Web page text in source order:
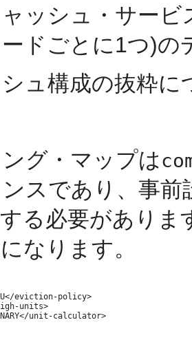
ッシュ・サー
ドごとに1つ)の
ュ構成の抜粋
グ・マップは
スであり、事
る必要があり
なります。
eviction-policy>
units>
unit-calculator>